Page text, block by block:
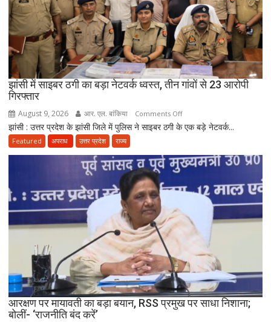
अनोखी
कांवड़
झांसी में साइबर ठगी का बड़ा नेटवर्क ध्वस्त, तीन गांवों से 23 आरोपी
गिरफ्तार
August 9, 2026 आर. एल. बांकिया Comments Offon
झांसी
साइबर
ठगी
बड़ा
ध्वस्त,
तीन
से
23
आरोपी
गिरफ्तार
झांसी : उत्तर प्रदेश के झांसी जिले में पुलिस ने साइबर ठगी के एक बड़े नेटवर्क...
Featured अपराध उत्तर प्रदेश राज्य
आरक्षण पर मायावती का बड़ा बयान, RSS प्रमुख पर साधा निशाना;
बोलीं- ‘राजनीति बंद करें’